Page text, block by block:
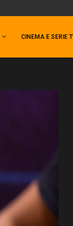
CINEMA E SERIE